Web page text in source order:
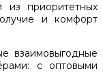
из приоритетных
и комфорт
взаимовыгодные
с оптовыми